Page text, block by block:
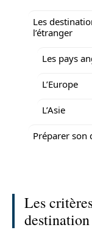
Les
l’étranger
Les pays
L’Europe
L’Asie
Préparer son
Les
destination